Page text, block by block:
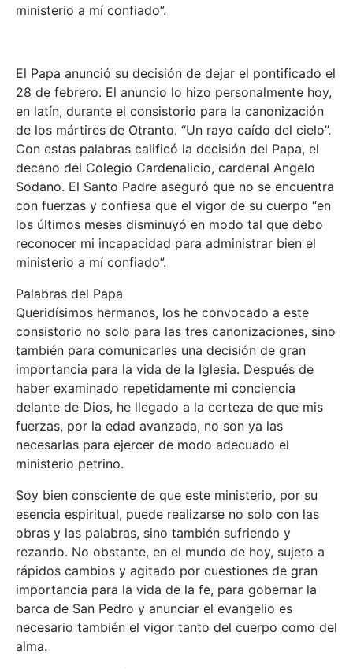
ministerio a mí confiado”.
El Papa anunció su decisión de dejar el pontificado el
28 de febrero. El anuncio lo hizo personalmente hoy,
en latín, durante el consistorio para la canonización
de los mártires de Otranto. “Un rayo caído del cielo”.
Con estas palabras calificó la decisión del Papa, el
decano del Colegio Cardenalicio, cardenal Angelo
Sodano. El Santo Padre aseguró que no se encuentra
con fuerzas y confiesa que el vigor de su cuerpo “en
los últimos meses disminuyó en modo tal que debo
reconocer mi incapacidad para administrar bien el
ministerio a mí confiado”.
Palabras del Papa
Queridísimos hermanos, los he convocado a este
consistorio no solo para las tres canonizaciones, sino
también para comunicarles una decisión de gran
importancia para la vida de la Iglesia. Después de
haber examinado repetidamente mi conciencia
delante de Dios, he llegado a la certeza de que mis
fuerzas, por la edad avanzada, no son ya las
necesarias para ejercer de modo adecuado el
ministerio petrino.
Soy bien consciente de que este ministerio, por su
esencia espiritual, puede realizarse no solo con las
obras y las palabras, sino también sufriendo y
rezando. No obstante, en el mundo de hoy, sujeto a
rápidos cambios y agitado por cuestiones de gran
importancia para la vida de la fe, para gobernar la
barca de San Pedro y anunciar el evangelio es
necesario también el vigor tanto del cuerpo como del
alma.